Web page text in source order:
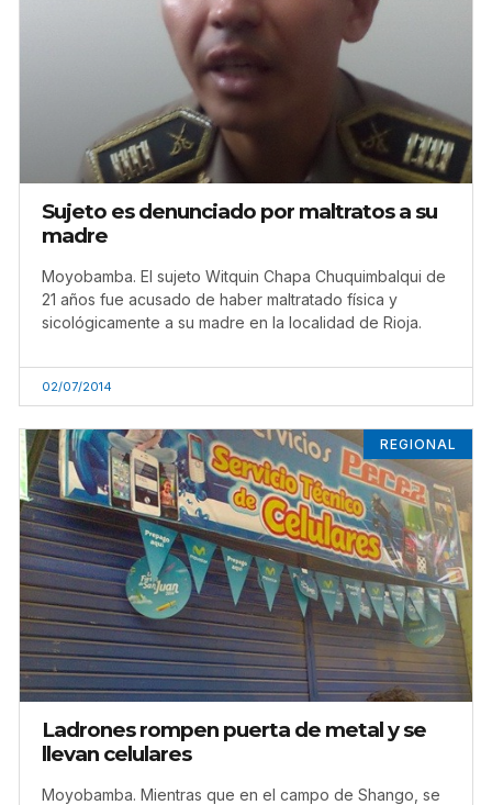
Sujeto es denunciado por maltratos a su
madre
Moyobamba. El sujeto Witquin Chapa Chuquimbalqui de
21 años fue acusado de haber maltratado física y
sicológicamente a su madre en la localidad de Rioja.
02/07/2014
REGIONAL
Ladrones rompen puerta de metal y se
llevan celulares
Moyobamba. Mientras que en el campo de Shango, se